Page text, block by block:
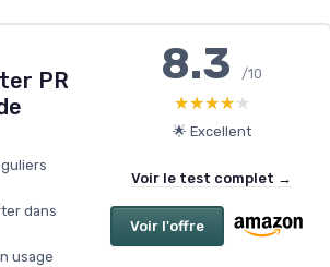
PR
dans
usage
8.3/10
★★★★★
★★★★★
🌟 Excellent
Voir le test complet →
Voir l'offre